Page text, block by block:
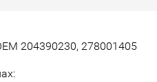
204390230, 278001405